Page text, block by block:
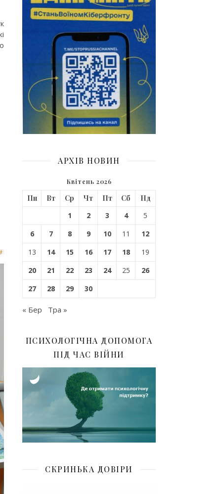
#ПіклуванняПроСебе
АРХІВ НОВИН
Квітень 2026
Пн Вт Ср Чт Пт Сб
Нд
1
2 3 4
5
6
7 8 9 10 11
12
13
14 15 16 17 18
19
20
21 22 23 24 25
26
27
28 29 30
« Бер Тра »
ПСИХОЛОГІЧНА ДОПОМОГА
ПІД ЧАС ВІЙНИ
СКРИНЬКА ДОВІРИ